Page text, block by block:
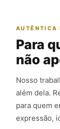
AUTÊNTICA
Para
não
Nosso
além dela.
para quem
expressão,